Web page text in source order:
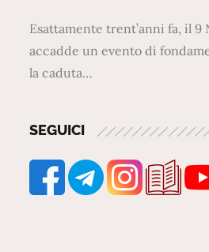
Esattamente trent’anni fa, il 9
accadde un evento di
la caduta…
SEGUICI